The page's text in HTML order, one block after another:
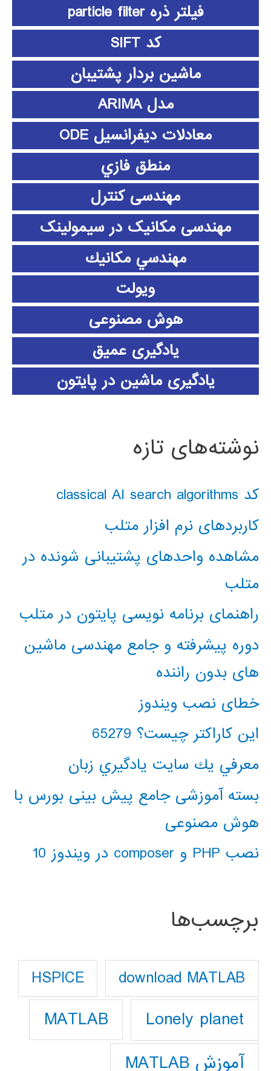
فیلتر ذره particle filter
کد SIFT
ماشین بردار پشتیبان
مدل ARIMA
معادلات دیفرانسیل ODE
منطق فازي
مهندسی کنترل
مهندسی مکانیک در سیمولینک
مهندسي مكانيك
ویولت
هوش مصنوعی
یادگیری عمیق
یادگیری ماشین در پایتون
نوشته‌های تازه
کد classical AI search algorithms
کاربردهای نرم افزار متلب
مشاهده واحدهای پشتیبانی شونده در
متلب
راهنمای برنامه نویسی پایتون در متلب
دوره پیشرفته و جامع مهندسی ماشین
های بدون راننده
خطای نصب ویندوز
این کاراکتر چیست؟ 65279
معرفي يك سايت يادگيري زبان
بسته آموزشی جامع پیش بینی بورس با
هوش مصنوعی
نصب PHP و composer در ویندوز 10
برچسب‌ها
download MATLAB
HSPICE
Lonely planet
MATLAB
آموزش MATLAB